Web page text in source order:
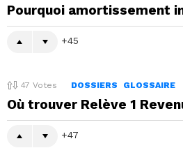
Pourquoi amortissement
45
47 Votes DOSSIERS GLOSSAIRE
Où trouver Relève 1
47